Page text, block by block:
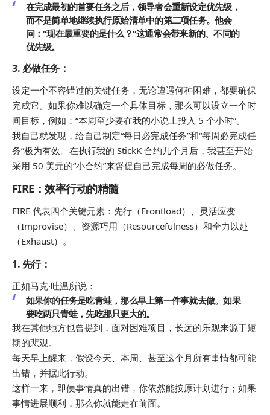
在完成最初的首要任务之后，领导者会重新设定优先级，
而不是简单地继续执行原始清单中的第二项任务。他会
问：“现在最重要的是什么？”这通常会带来新的、不同的
优先级。
3. 必做任务：
设定一个不容错过的关键任务，无论遭遇何种困难，都要确保
完成它。如果你难以确定一个具体目标，那么可以设立一个时
间目标，例如：“本周至少要在我的小说上投入 5 个小时”。
我自己就发现，给自己制定“每日必完成任务”和“每周必完成任
务”极为有效。在执行我的 StickK 合约几个月后，我甚至开始
采用 50 美元的“小合约”来督促自己完成每周的必做任务。
FIRE：效率行动的精髓
FIRE 代表四个关键元素：先行（Frontload）、灵活应变
（Improvise）、资源巧用（Resourcefulness）和全力以赴
（Exhaust）。
1. 先行：
正如马克·吐温所说：
如果你的任务是吃青蛙，那么早上第一件事就去做。如果
要吃两只青蛙，先吃那只更大的。
我在其他地方也曾提到，面对困难项目，长远的乐观来源于短
期的悲观。
每天早上醒来，假设今天、本周、甚至这个月所有事情都可能
出错，并据此行动。
这样一来，即便事情真的出错，你依然能按原计划进行；如果
事情进展顺利，那么你就能走在前面。